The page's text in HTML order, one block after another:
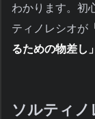
わかります。初
ティノレシオが
るための物差し」
ソルティ